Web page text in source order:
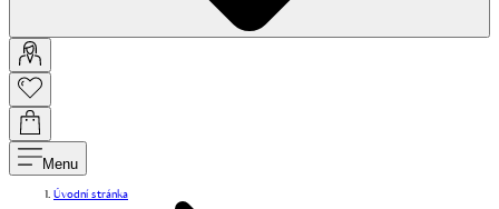
Menu
Úvodní stránka